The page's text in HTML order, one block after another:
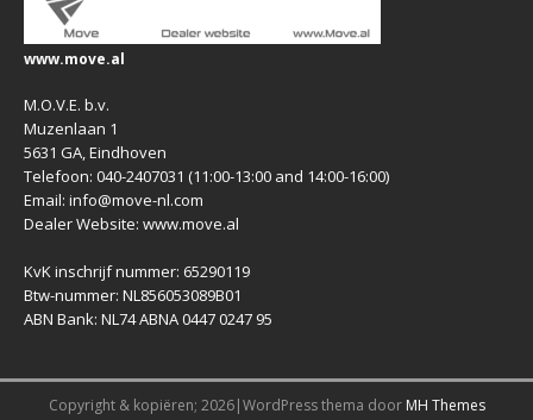
www.move.al
M.O.V.E. b.v.
Muzenlaan 1
5631 GA, Eindhoven
Telefoon: 040-2407031 (11:00-13:00 and 14:00-16:00)
Email: info@move-nl.com
Dealer Website: www.move.al
KvK inschrijf nummer: 65290119
Btw-nummer: NL856053089B01
ABN Bank: NL74 ABNA 0447 0247 95
Copyright & kopiëren; 2026|WordPress thema door MH Themes